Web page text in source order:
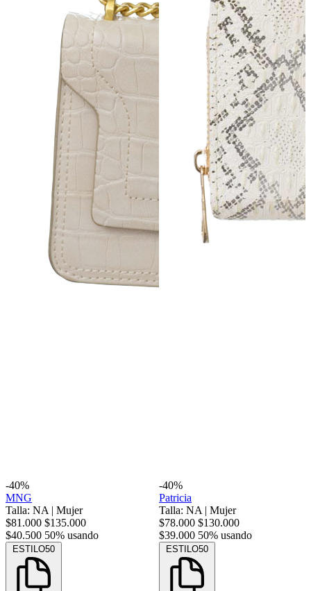
-40%
MNG
Talla: NA | Mujer
$81.000 $135.000
$40.500 50% usando
ESTILO50
-40%
Patricia
Talla: NA | Mujer
$78.000 $130.000
$39.000 50% usando
ESTILO50